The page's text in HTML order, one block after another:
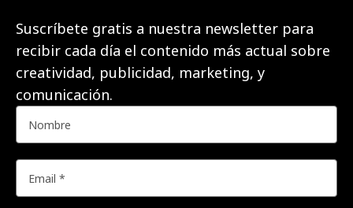
Suscríbete gratis a nuestra newsletter para
recibir cada día el contenido más actual sobre
creatividad, publicidad, marketing, y
comunicación.